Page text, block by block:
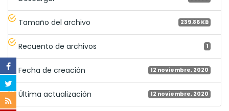
Tamaño del archivo 239.86 KB
Recuento de archivos 1
Fecha de creación 12 noviembre, 2020
Última actualización 12 noviembre, 2020